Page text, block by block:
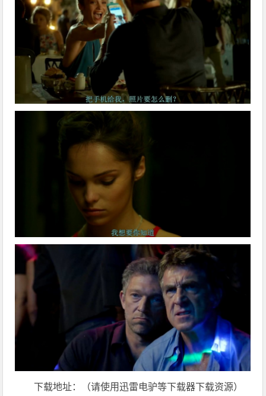
下载地址：（请使用迅雷电驴等下载器下载资源）